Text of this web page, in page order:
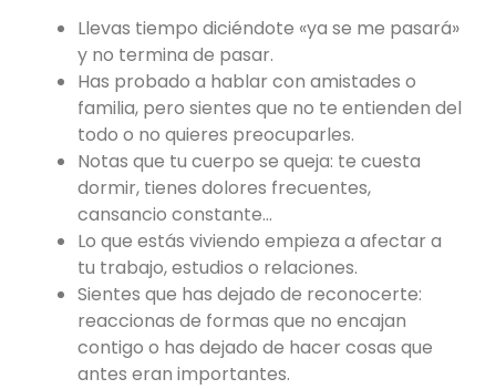
Llevas tiempo diciéndote «ya se me pasará»
y no termina de pasar.
Has probado a hablar con amistades o
familia, pero sientes que no te entienden del
todo o no quieres preocuparles.
Notas que tu cuerpo se queja: te cuesta
dormir, tienes dolores frecuentes,
cansancio constante…
Lo que estás viviendo empieza a afectar a
tu trabajo, estudios o relaciones.
Sientes que has dejado de reconocerte:
reaccionas de formas que no encajan
contigo o has dejado de hacer cosas que
antes eran importantes.